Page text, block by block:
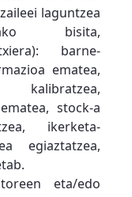
laguntzea
bisita,
barne-
ematea,
kalibratzea,
stock-a
ikerketa-
egiaztatzea,
eta/edo